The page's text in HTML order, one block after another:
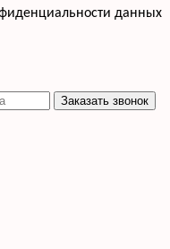
данных
Заказать звонок